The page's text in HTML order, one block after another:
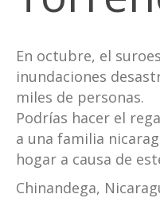
En octubre, el
inundaciones
miles de personas.
Podrías hacer el
a una familia
hogar a causa de
Chinandega,